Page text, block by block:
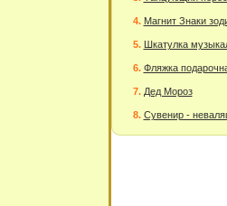
Магнит Знаки
Шкатулка
Фляжка
Дед Мороз
Сувенир -